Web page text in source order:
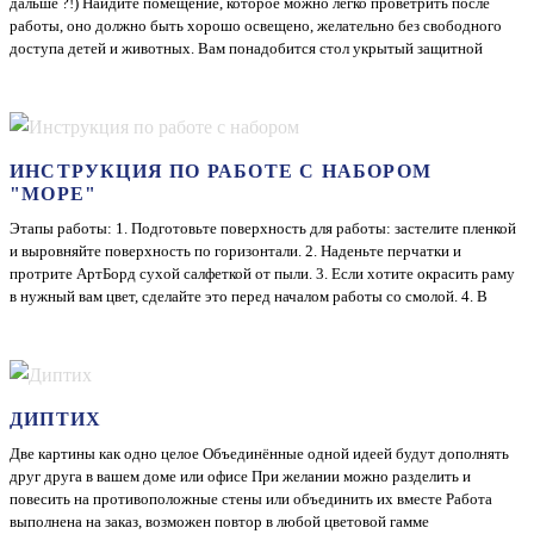
КРАСИТЕЛЬ ДЛЯ СМОЛЫ И ПОЛИМЕРОВ
CRAFTRESINTINT, СЕРО-БЕЖЕВЫЙ 10МЛ
200
ПОДРОБНЕЕ
-20%
КРАСИТЕЛЬ ДЛЯ СМОЛЫ И ПОЛИМЕРОВ
250
200
ПОДРОБНЕЕ
работы, оно должно быть хорошо освещено, желательно без свободного
доступа детей и животных. Вам понадобится стол укрытый защитной
ИНСТРУКЦИЯ ПО РАБОТЕ С НАБОРОМ
"МОРЕ"
Этапы работы: 1. Подготовьте поверхность для работы: застелите пленкой
и выровняйте поверхность по горизонтали. 2. Наденьте перчатки и
протрите АртБорд сухой салфеткой от пыли. 3. Если хотите окрасить раму
в нужный вам цвет, сделайте это перед началом работы со смолой. 4. В
шесть маленьких стаканчиков. Один оставьте с прозрачной смолой. В
четыре - добавьте по несколько капель разных красителей, в каждый
стаканчик свой цвет. Океанический краситель в стаканчик ...
ДИПТИХ
Две картины как одно целое Объединённые одной идеей будут дополнять
друг друга в вашем доме или офисе При желании можно разделить и
повесить на противоположные стены или объединить их вместе Работа
выполнена на заказ, возможен повтор в любой цветовой гамме